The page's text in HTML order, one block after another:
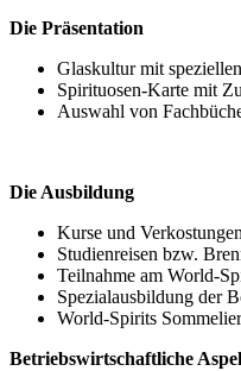
Die Präsentation
Glaskultur mit
Spirituosen-Karte mit
Auswahl von
Die Ausbildung
Kurse und
Studienreisen bzw.
Teilnahme am World-
Spezialausbildung der
World-Spirits
Betriebswirtschaftliche